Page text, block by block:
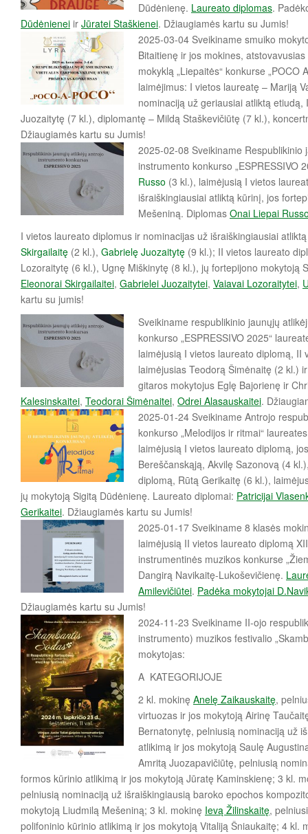
Dūdėnienę. Laureato diplomas.
Dūdėnienei ir Jūratei Staškienei. Džiaugiamės kartu su Jumis!
2025-03-04 Sveikiname smuiko
Bitaitienę ir jos mokines,
mokyklą „Liepaitės“ konkurse „POCO
laimėjimus: I vietos laureatę – Mariją
nominaciją už geriausiai atliktą
Juozaitytę (7 kl.), diplomantę – Mildą Staškevičiūtę (7 kl.),
Džiaugiamės kartu su Jumis!
2025-02-08 Sveikiname Respublikinio
instrumento konkurso „ESPRESSIVO
Russo (3 kl.), laimėjusią I vietos
išraiškingiausiai atliktą kūrinį, jos
Mešeniną. Diplomas Onai Liepai
I vietos laureato diplomus ir nominacijas už išraiškingiausiai
Skirgailaitę (2 kl.), Gabrielę Juozaitytę (9 kl.); II vietos laureato
Lozoraitytę (6 kl.), Ugnę Miškinytę (8 kl.), jų fortepijono mokytoją
Eleonorai Skirgailaitei, Gabrielei Juozaitytei, Vaiavai Lozoraitytei,
kartu su jumis!
Sveikiname respublikinio jaunųjų
konkurso „ESPRESSIVO 2025“
laimėjusią I vietos laureato diplomą, II
laimėjusias Teodorą Šimėnaitę (2 kl.)
gitaros mokytojus Eglę Bajorienę ir
Kalesinskaitei, Teodorai Šimėnaitei, Odrei Alasauskaitei.
2025-01-24 Sveikiname Antrojo
konkurso „Melodijos ir ritmai“
laimėjusią I vietos laureato diplomą,
Bereščanskąją, Akvilę Sazonovą (4
diplomą, Rūtą Gerikaitę (6 kl.),
jų mokytoją Sigitą Dūdėnienę. Laureato diplomai: Patricijai
Gerikaitei. Džiaugiamės kartu su Jumis!
2025-01-17 Sveikiname 8 klasės
laimėjusią II vietos laureato diplomą
instrumentinės muzikos konkurse
Dangirą Navikaitę-Lukoševičienę.
Amilevičiūtei. Padėka mokytojai
Džiaugiamės kartu su Jumis!
2024-11-23 Sveikiname II-ojo
instrumento) muzikos festivalio
mokytojas:
A KATEGORIJOJE
2 kl. mokinę Anelę Zaikauskaitę,
virtuozas ir jos mokytoją Airinę
Bernatonytę, pelniusią nominaciją už
atlikimą ir jos mokytoją Saulę
Amritą Juozapavičiūtę, pelniusią
formos kūrinio atlikimą ir jos mokytoją Jūratę Kaminskienę; 3 kl.
pelniusią nominaciją už išraiškingiausią baroko epochos
mokytoją Liudmilą Mešeniną; 3 kl. mokinę Ievą Žilinskaitę,
polifoninio kūrinio atlikimą ir jos mokytoją Vitaliją Šniaukaitę; 4 kl.